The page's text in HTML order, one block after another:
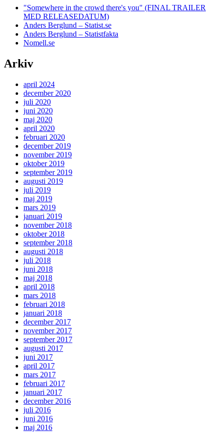
"Somewhere in the crowd there's you" (FINAL TRAILER
MED RELEASEDATUM)
Anders Berglund – Statist.se
Anders Berglund – Statistfakta
Nomell.se
Arkiv
april 2024
december 2020
juli 2020
juni 2020
maj 2020
april 2020
februari 2020
december 2019
november 2019
oktober 2019
september 2019
augusti 2019
juli 2019
maj 2019
mars 2019
januari 2019
november 2018
oktober 2018
september 2018
augusti 2018
juli 2018
juni 2018
maj 2018
april 2018
mars 2018
februari 2018
januari 2018
december 2017
november 2017
september 2017
augusti 2017
juni 2017
april 2017
mars 2017
februari 2017
januari 2017
december 2016
juli 2016
juni 2016
maj 2016